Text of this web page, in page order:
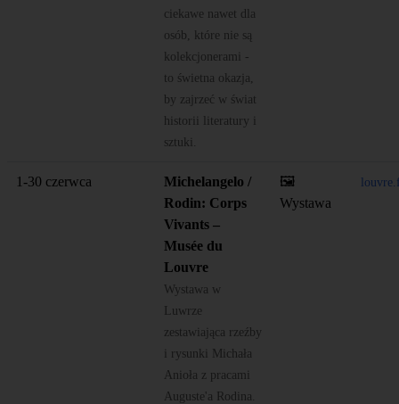
ciekawe nawet dla
osób, które nie są
kolekcjonerami -
to świetna okazja,
by zajrzeć w świat
historii literatury i
sztuki.
1-30 czerwca
Michelangelo /
Rodin: Corps
Vivants –
Musée du
Louvre
Wystawa w
Luwrze
zestawiająca rzeźby
i rysunki Michała
Anioła z pracami
Auguste'a Rodina.
🖼️
Wystawa